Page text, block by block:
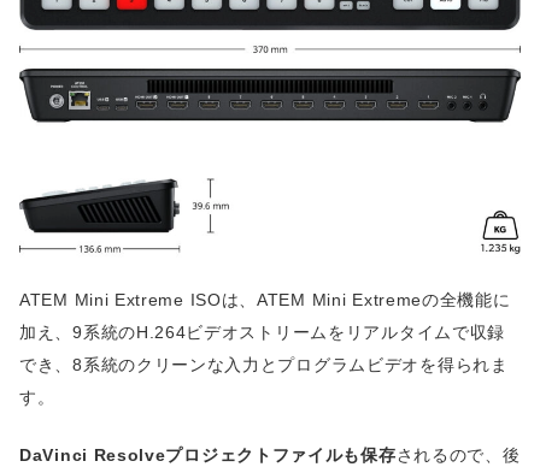
ATEM Mini Extreme ISOは、ATEM Mini Extremeの全機能に
加え、9系統のH.264ビデオストリームをリアルタイムで収録
でき、8系統のクリーンな入力とプログラムビデオを得られま
す。
DaVinci Resolveプロジェクトファイルも保存されるので、後